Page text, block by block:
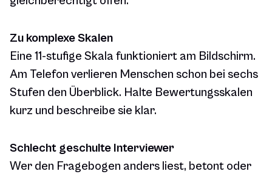
Zu komplexe Skalen
Eine 11-stufige Skala funktioniert am Bildschirm.
Am Telefon verlieren Menschen schon bei sechs
Stufen den Überblick. Halte Bewertungsskalen
kurz und beschreibe sie klar.
Schlecht geschulte Interviewer
Wer den Fragebogen anders liest, betont oder